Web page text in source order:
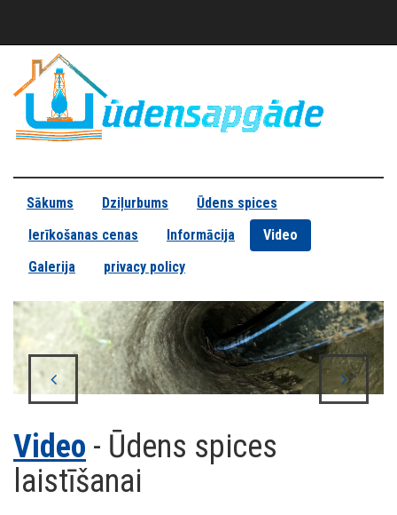
Sākums Dziļurbums
Ūdens spices
Ierīkošanas cenas
Informācija
Video
Galerija
privacy policy
Video - Ūdens spices
laistīšanai